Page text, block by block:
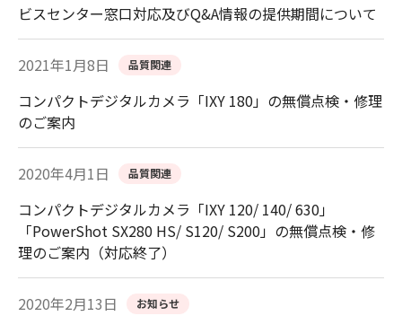
ビスセンター窓口対応及びQ&A情報の提供期間について
2021年1月8日 品質関連
コンパクトデジタルカメラ「IXY 180」の無償点検・修理
のご案内
2020年4月1日 品質関連
コンパクトデジタルカメラ「IXY 120/ 140/ 630」
「PowerShot SX280 HS/ S120/ S200」の無償点検・修
理のご案内（対応終了）
2020年2月13日 お知らせ